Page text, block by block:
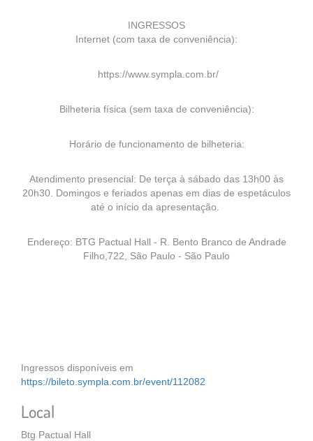
INGRESSOS
Internet (com taxa de conveniência):
https://www.sympla.com.br/
Bilheteria física (sem taxa de conveniência):
Horário de funcionamento de bilheteria:
Atendimento presencial: De terça à sábado das 13h00 às
20h30. Domingos e feriados apenas em dias de espetáculos
até o início da apresentação.
Endereço: BTG Pactual Hall - R. Bento Branco de Andrade
Filho,722, São Paulo - São Paulo
Ingressos disponíveis em
https://bileto.sympla.com.br/event/112082
Local
Btg Pactual Hall